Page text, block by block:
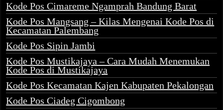
Kode Pos Cimareme Ngamprah Bandung Barat
Kode Pos Mangsang – Kilas Mengenai Kode Pos di
Kecamatan Palembang
Kode Pos Sipin Jambi
Kode Pos Mustikajaya – Cara Mudah Menemukan
Kode Pos di Mustikajaya
Kode Pos Kecamatan Kajen Kabupaten Pekalongan
Kode Pos Ciadeg Cigombong